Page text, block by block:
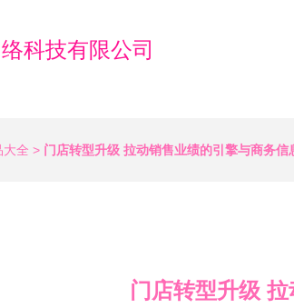
科技有限公司
大全 > 门店转型升级 拉动销售业绩的引擎与商务信
门店转型升级